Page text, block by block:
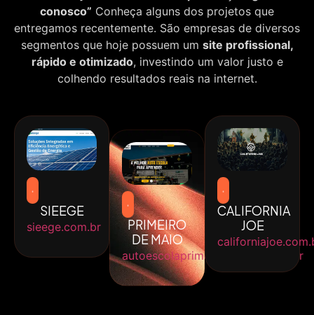
conosco” Conheça alguns dos projetos que
entregamos recentemente. São empresas de diversos
segmentos que hoje possuem um site profissional,
rápido e otimizado, investindo um valor justo e
colhendo resultados reais na internet.
SIEEGE
sieege.com.br
PRIMEIRO
DE MAIO
autoescolaprimeirodemaio.com.br
CALIFORNIA
JOE